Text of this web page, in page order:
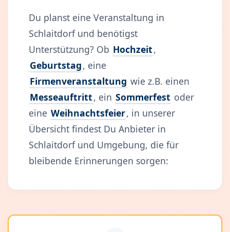
Du planst eine Veranstaltung in
Schlaitdorf und benötigst
Unterstützung? Ob Hochzeit,
Geburtstag, eine
Firmenveranstaltung wie z.B. einen
Messeauftritt, ein Sommerfest oder
eine Weihnachtsfeier, in unserer
Übersicht findest Du Anbieter in
Schlaitdorf und Umgebung, die für
bleibende Erinnerungen sorgen: